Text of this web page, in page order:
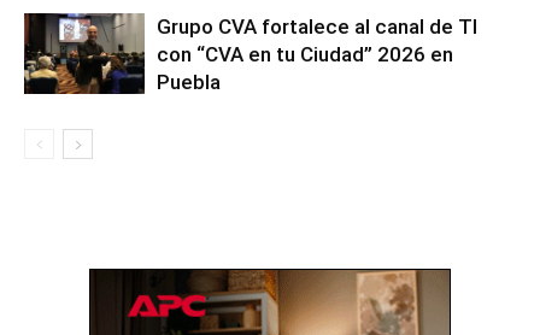
Grupo CVA fortalece al canal de TI
con “CVA en tu Ciudad” 2026 en
Puebla